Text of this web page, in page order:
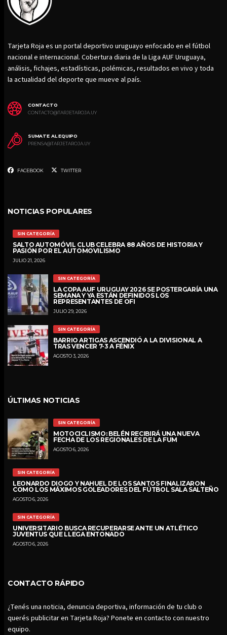
Tarjeta Roja es un portal deportivo uruguayo enfocado en el fútbol
nacional e internacional. Cobertura diaria de la Liga AUF Uruguaya,
análisis, fichajes, estadísticas, polémicas, resultados en vivo y toda
la actualidad del deporte que mueve al país.
CONTACTO
CONTACTO@TARJETAROJA.UY
SUMATE AL EQUIPO
PRENSA@TARJETAROJA.UY
FACEBOOK TWITTER
NOTICIAS POPULARES
SIN CATEGORÍA
SALTO AUTOMÓVIL CLUB CELEBRA 88 AÑOS DE HISTORIA Y
PASIÓN POR EL AUTOMOVILISMO
JULIO 21, 2026
SIN CATEGORÍA
LA COPA AUF URUGUAY 2026 SE POSTERGARÍA UNA
SEMANA Y YA ESTÁN DEFINIDOS LOS
REPRESENTANTES DE OFI
JULIO 29, 2026
SIN CATEGORÍA
BARRIO ARTIGAS ASCENDIÓ A LA DIVISIONAL A
TRAS VENCER 7-3 A FÉNIX
AGOSTO 3, 2026
ÚLTIMAS NOTICIAS
SIN CATEGORÍA
MOTOCICLISMO: BELÉN RECIBIRÁ UNA NUEVA
FECHA DE LOS REGIONALES DE LA FUM
AGOSTO 6, 2026
SIN CATEGORÍA
LEONARDO DIOGO Y NAHUEL DE LOS SANTOS FINALIZARON
COMO LOS MÁXIMOS GOLEADORES DEL FÚTBOL SALA SALTEÑO
AGOSTO 6, 2026
SIN CATEGORÍA
UNIVERSITARIO BUSCA RECUPERARSE ANTE UN ATLÉTICO
JUVENTUS QUE LLEGA ENTONADO
AGOSTO 6, 2026
CONTACTO RÁPIDO
¿Tenés una noticia, denuncia deportiva, información de tu club o
querés publicitar en Tarjeta Roja? Ponete en contacto con nuestro
equipo.